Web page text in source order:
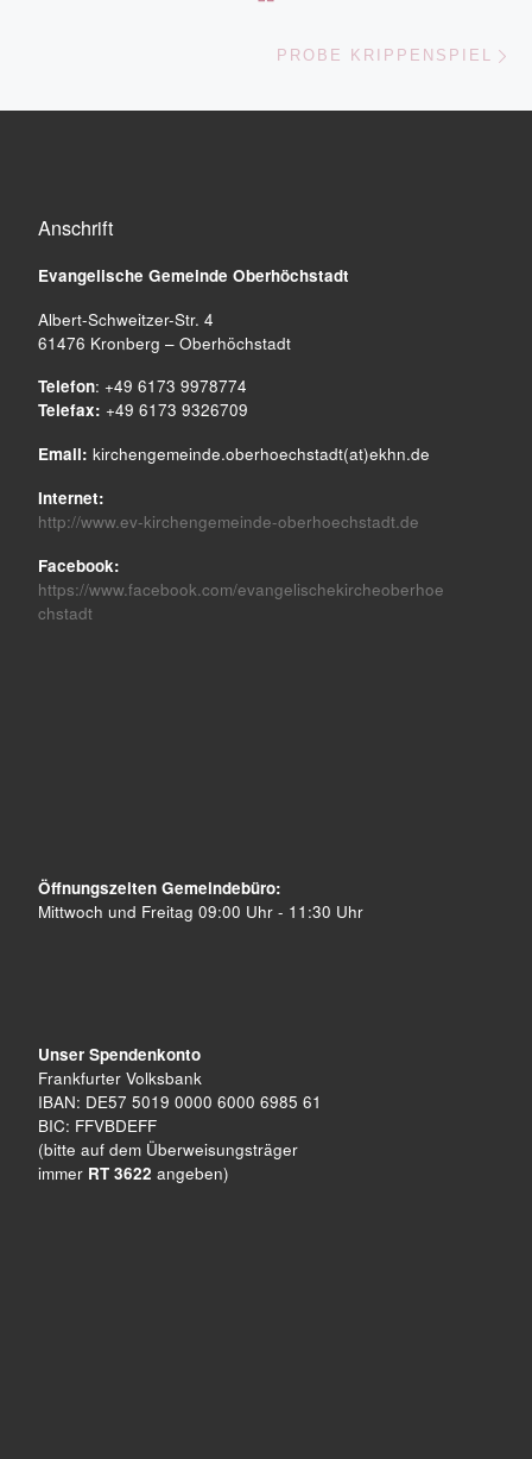
PROBE KRIPPENSPIEL
Anschrift
Evangelische Gemeinde Oberhöchstadt
Albert-Schweitzer-Str. 4
61476 Kronberg – Oberhöchstadt
Telefon: +49 6173 9978774
Telefax: +49 6173 9326709
Email: kirchengemeinde.oberhoechstadt(at)ekhn.de
Internet:
http://www.ev-kirchengemeinde-oberhoechstadt.de
Facebook:
https://www.facebook.com/evangelischekircheoberhoe
chstadt
Öffnungszeiten Gemeindebüro:
Mittwoch und Freitag 09:00 Uhr - 11:30 Uhr
Unser Spendenkonto
Frankfurter Volksbank
IBAN: DE57 5019 0000 6000 6985 61
BIC: FFVBDEFF
(bitte auf dem Überweisungsträger
immer RT 3622 angeben)